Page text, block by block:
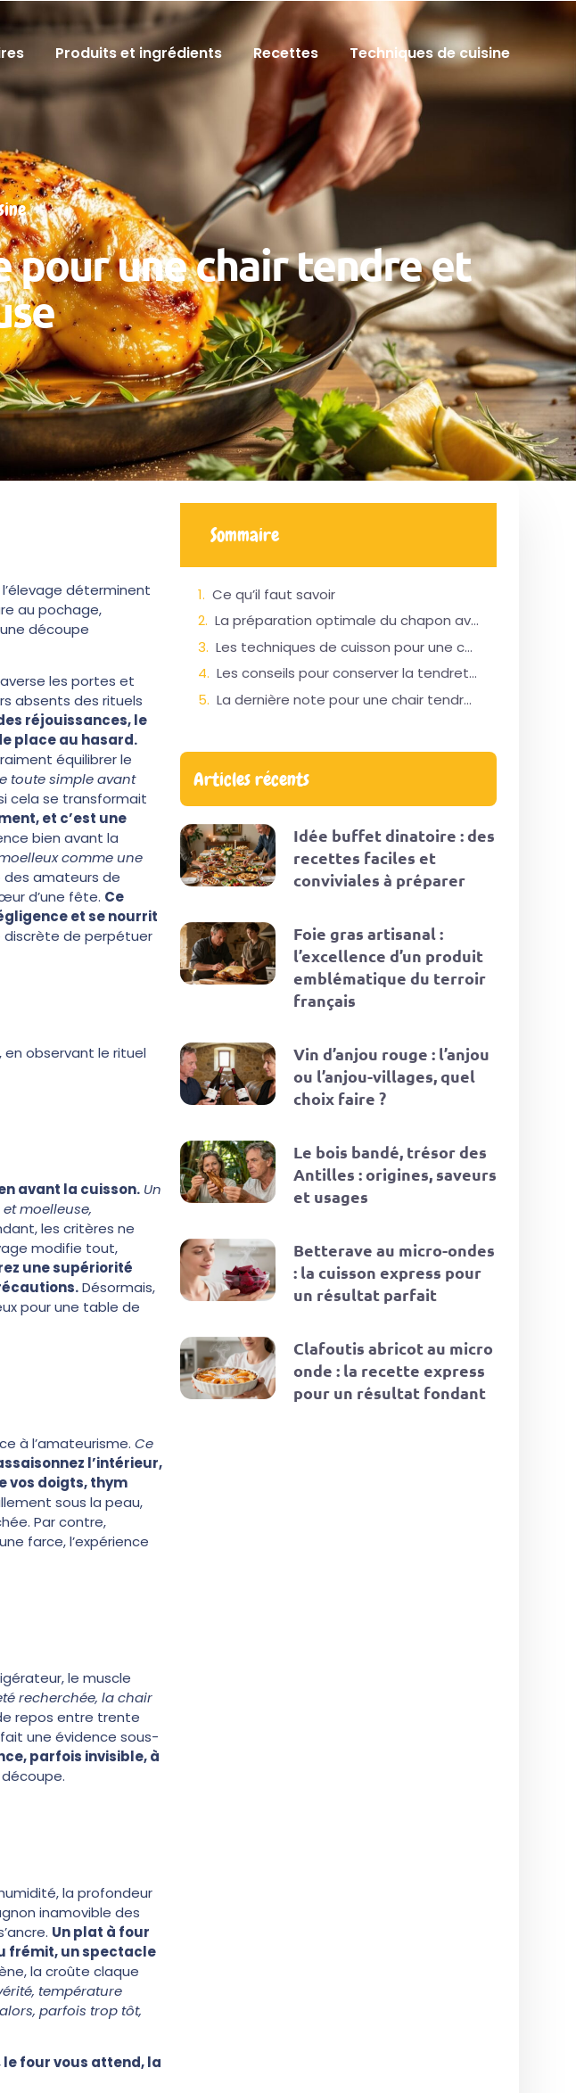
Produits et ingrédients Recettes Techniques de cuisine
pour une chair tendre et
déterminent
au pochage,
découpe
les portes et
absents des rituels
réjouissances, le
place au hasard.
équilibrer le
toute simple avant
cela se transformait
et c’est une
bien avant la
comme une
des amateurs de
d’une fête. Ce
et se nourrit
discrète de perpétuer
observant le rituel
avant la cuisson. Un
moelleuse,
les critères ne
modifie tout,
une supériorité
Désormais,
pour une table de
à l’amateurisme. Ce
l’intérieur,
vos doigts, thym
sous la peau,
Par contre,
farce, l’expérience
le muscle
recherchée, la chair
repos entre trente
une évidence sous-
parfois invisible, à
la profondeur
inamovible des
Un plat à four
frémit, un spectacle
la croûte claque
température
parfois trop tôt,
four vous attend, la
Sommaire
Ce qu’il faut savoir
La préparation optimale du chapon avant cuisson
Les techniques de cuisson pour une chair tendre et savoureuse
Les conseils pour conserver la tendreté du chapon jusqu’au service
La dernière note pour une chair tendre et inoubliable
Articles récents
Idée buffet dinatoire : des
recettes faciles et
conviviales à préparer
Foie gras artisanal :
l’excellence d’un produit
emblématique du terroir
français
Vin d’anjou rouge : l’anjou
ou l’anjou-villages, quel
choix faire ?
Le bois bandé, trésor des
Antilles : origines, saveurs
et usages
Betterave au micro-ondes
: la cuisson express pour
un résultat parfait
Clafoutis abricot au micro
onde : la recette express
pour un résultat fondant